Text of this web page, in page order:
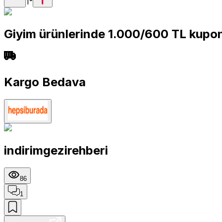
Giyim ürünlerinde 1.000/600 TL
Kargo Bedava
indirimgezirehberi
86
1